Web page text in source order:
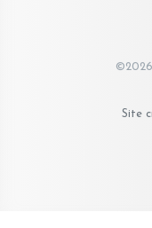
©2026
Site